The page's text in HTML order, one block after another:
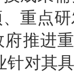
重点
推进
针对其